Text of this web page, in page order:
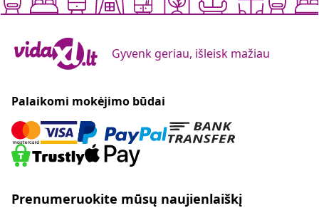
Gyvenk geriau, išleisk mažiau
Palaikomi mokėjimo būdai
Prenumeruokite mūsų naujienlaiškį